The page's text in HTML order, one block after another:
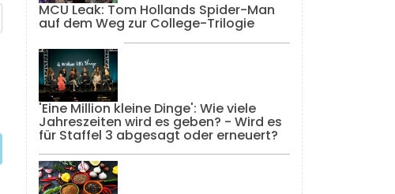
MCU Leak: Tom Hollands Spider-Man
auf dem Weg zur College-Trilogie
'Eine Million kleine Dinge': Wie viele
Jahreszeiten wird es geben? - Wird es
für Staffel 3 abgesagt oder erneuert?